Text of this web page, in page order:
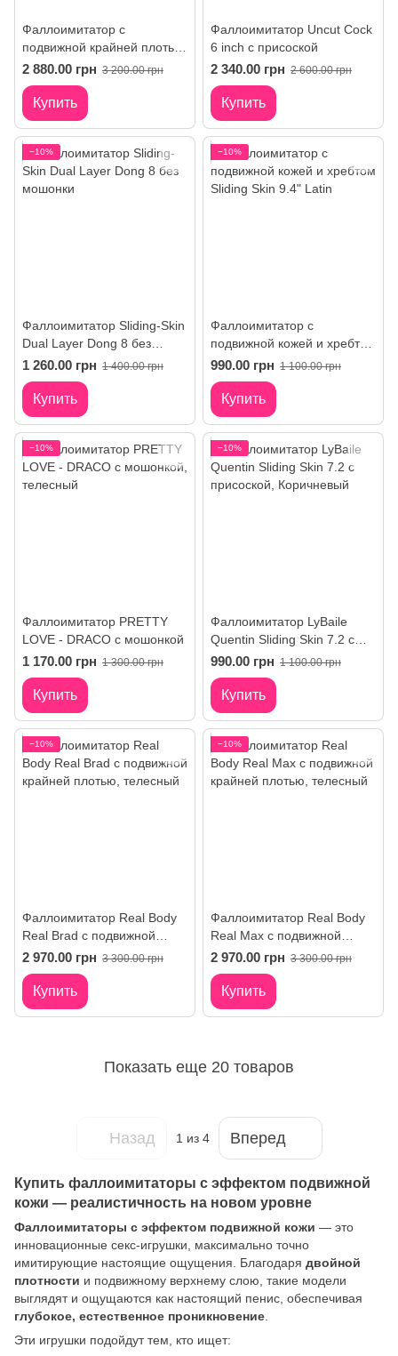
Фаллоимитатор с
подвижной крайней плотью
Uncut Cock 7" Flesh от
Pipedream
2 880.00 грн 3 200.00 грн
Купить
Фаллоимитатор Uncut Cock
6 inch с присоской
2 340.00 грн 2 600.00 грн
Купить
−10%
Фаллоимитатор Sliding-Skin
Dual Layer Dong 8 без
мошонки
1 260.00 грн 1 400.00 грн
Купить
−10%
Фаллоимитатор с
подвижной кожей и хребтом
Sliding Skin 9.4" Latin
990.00 грн 1 100.00 грн
Купить
−10%
Фаллоимитатор PRETTY
LOVE - DRACO с мошонкой
1 170.00 грн 1 300.00 грн
Купить
−10%
Фаллоимитатор LyBaile
Quentin Sliding Skin 7.2 с
присоской
990.00 грн 1 100.00 грн
Купить
−10%
Фаллоимитатор Real Body
Real Brad с подвижной
крайней плотью
2 970.00 грн 3 300.00 грн
Купить
−10%
Фаллоимитатор Real Body
Real Max с подвижной
крайней плотью
2 970.00 грн 3 300.00 грн
Купить
Показать еще 20 товаров
Назад 1 из 4 Вперед
Купить фаллоимитаторы с эффектом подвижной
кожи — реалистичность на новом уровне
Фаллоимитаторы с эффектом подвижной кожи — это
инновационные секс-игрушки, максимально точно
имитирующие настоящие ощущения. Благодаря двойной
плотности и подвижному верхнему слою, такие модели
выглядят и ощущаются как настоящий пенис, обеспечивая
глубокое, естественное проникновение
Эти игрушки подойдут тем, кто ищет: